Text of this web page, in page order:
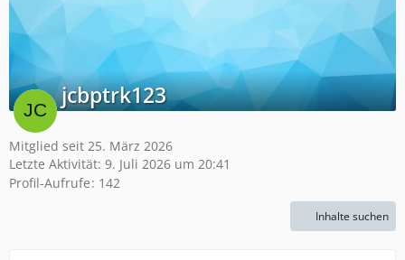
jcbptrk123
Mitglied seit 25. März 2026
Letzte Aktivität: 9. Juli 2026 um 20:41
Profil-Aufrufe 142
Inhalte suchen